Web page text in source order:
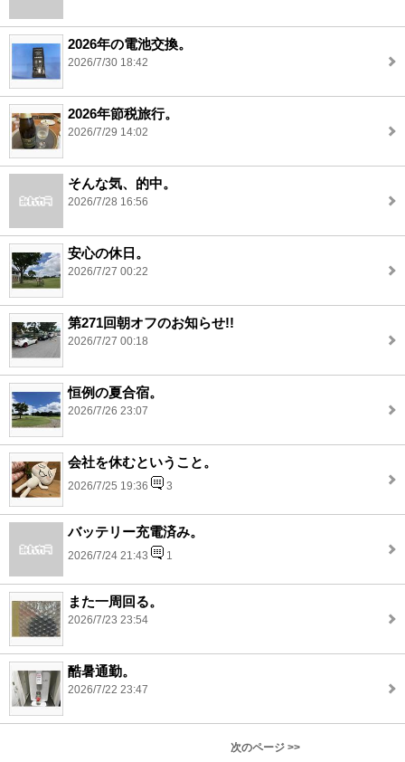
2026年の電池交換。
2026/7/30 18:42
2026年節税旅行。
2026/7/29 14:02
そんな気、的中。
2026/7/28 16:56
安心の休日。
2026/7/27 00:22
第271回朝オフのお知らせ!!
2026/7/27 00:18
恒例の夏合宿。
2026/7/26 23:07
会社を休むということ。
2026/7/25 19:36 3
バッテリー充電済み。
2026/7/24 21:43 1
また一周回る。
2026/7/23 23:54
酷暑通勤。
2026/7/22 23:47
次のページ >>